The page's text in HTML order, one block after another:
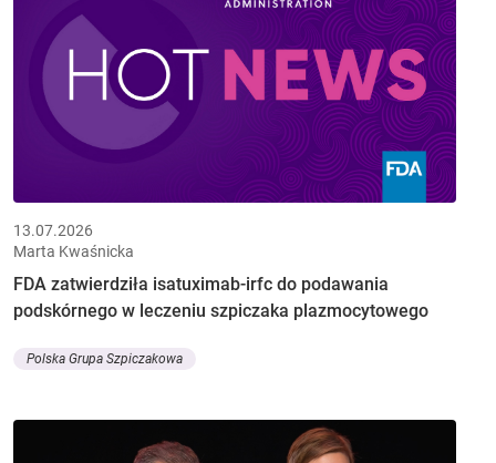
13.07.2026
Marta Kwaśnicka
FDA zatwierdziła isatuximab-irfc do podawania
podskórnego w leczeniu szpiczaka plazmocytowego
Polska Grupa Szpiczakowa